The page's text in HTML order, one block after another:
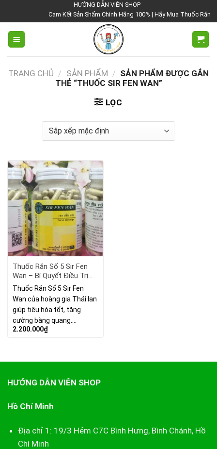
nội
dung
HƯỚNG DẪN VIÊN SHOP
Cam Kết Sản Shẩm Chính Hãng 100% | Hãy Mua Thuốc Rắn
TRANG CHỦ / SẢN PHẨM / SẢN PHẨM ĐƯỢC GẮN
THẺ “THUỐC SIR FEN WAN”
LỌC
Thuốc Rắn Số 5 Sir Fen
Wan – Bí Quyết Điều Trị
Tiểu Đường.
Thuốc Rắn Số 5 Sir Fen
Wan của hoàng gia Thái lan
giúp tiêu hóa tốt, tăng
cường bàng quang.…
2.200.000₫
HƯỚNG DẪN VIÊN SHOP
Hồ Chí Minh
Địa chỉ 1: 19/3 Hẻm C7C Bình Hưng, Bình Chánh, Hồ
Chí Minh